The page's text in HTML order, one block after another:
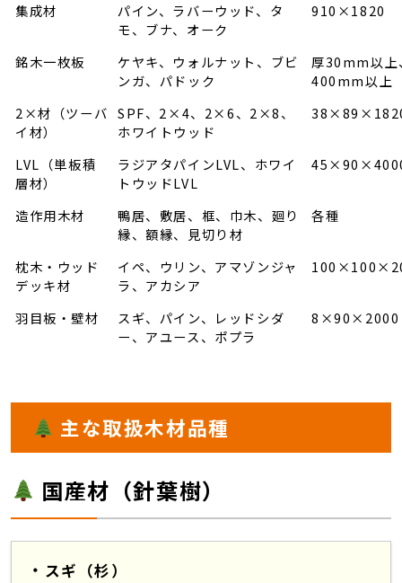
集成材
パイン、ラバーウッド、タ
モ、ブナ、オーク
910×1820
銘木一枚板
ケヤキ、ウォルナット、ブビ
ンガ、パドック
厚30mm以上
400mm以上
2×材（ツーバ
イ材）
SPF、2×4、2×6、2×8、
ホワイトウッド
LVL（単板積
層材）
ラジアタパインLVL、ホワイ
トウッドLVL
造作用木材
鴨居、敷居、框、巾木、廻り
縁、額縁、見切り材
各種
枕木・ウッド
デッキ材
イペ、ウリン、アマゾンジャ
ラ、アカシア
羽目板・壁材
スギ、パイン、レッドシダ
ー、アユース、ポプラ
8×90×2000
主な取扱木材品種
国産材（針葉樹）
スギ（杉）